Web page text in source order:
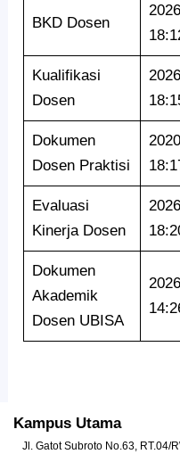
BKD Dosen
Kualifikasi
Dosen
Dokumen
Dosen Praktisi
Evaluasi
Kinerja Dosen
Dokumen
Akademik
Dosen UBISA
Kampus Utama
Jl. Gatot Subroto No.63, RT.04/